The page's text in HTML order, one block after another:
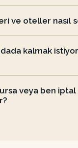
ve oteller nasıl
kalmak
veya ben